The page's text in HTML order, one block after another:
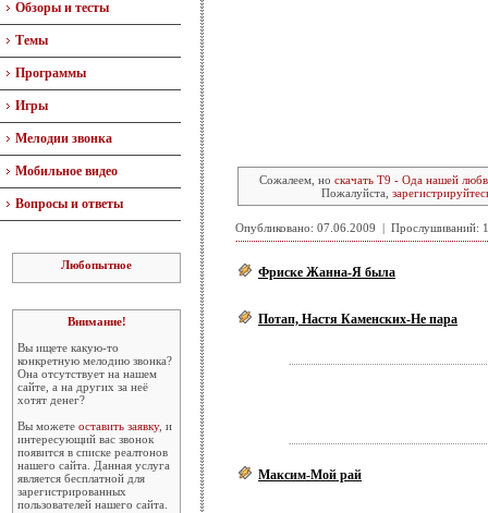
Обзоры и тесты
Темы
Программы
Игры
Мелодии звонка
Мобильное видео
Вопросы и ответы
Любопытное
Внимание!
Вы ищете какую-то
конкретную мелодию звонка?
Она отсутствует на нашем
сайте, а на других за неё
хотят денег?
Вы можете оставить заявку, и
интересующий вас звонок
появится в списке реалтонов
нашего сайта. Данная услуга
является бесплатной для
зарегистрированных
пользователей нашего сайта.
Сожалеем, но скачать Т9 - Ода нашей
Пожалуйста,
Опубликовано: 07.06.2009 | Прослушиваний:
Фриске Жанна-Я была
Потап, Настя Каменских-Не пара
Максим-Мой рай